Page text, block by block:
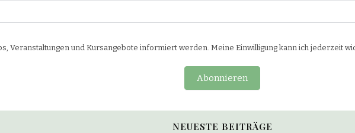
Veranstaltungen und Kursangebote informiert werden. Meine Einwilligung kann ich jederzeit
Abonnieren
NEUESTE BEITRÄGE